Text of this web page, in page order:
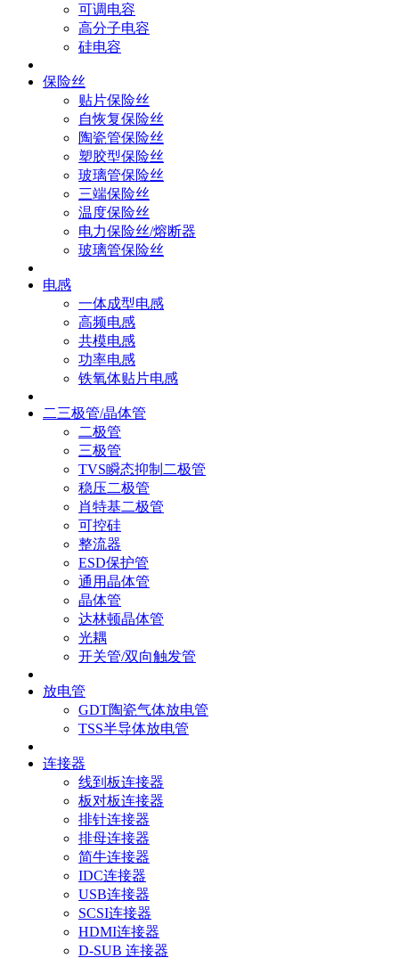
可调电容
高分子电容
硅电容
保险丝
贴片保险丝
自恢复保险丝
陶瓷管保险丝
塑胶型保险丝
玻璃管保险丝
三端保险丝
温度保险丝
电力保险丝/熔断器
玻璃管保险丝
电感
一体成型电感
高频电感
共模电感
功率电感
铁氧体贴片电感
二三极管/晶体管
二极管
三极管
TVS瞬态抑制二极管
稳压二极管
肖特基二极管
可控硅
整流器
ESD保护管
通用晶体管
晶体管
达林顿晶体管
光耦
开关管/双向触发管
放电管
GDT陶瓷气体放电管
TSS半导体放电管
连接器
线到板连接器
板对板连接器
排针连接器
排母连接器
简牛连接器
IDC连接器
USB连接器
SCSI连接器
HDMI连接器
D-SUB 连接器